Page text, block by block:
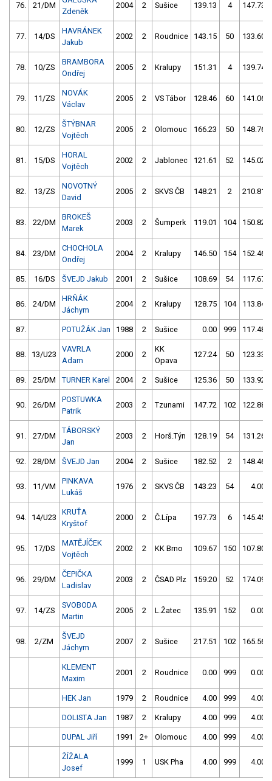
76. 21/DM
Zdeněk
2004 2 Sušice 139.13 4 147.73
77. 14/DS
HAVRÁNEK
Jakub
2002 2 Roudnice 143.15 50 133.60
78. 10/ZS
BRAMBORA
Ondřej
2005 2 Kralupy 151.31 4 139.74
79. 11/ZS
NOVÁK
Václav
2005 2 VS Tábor 128.46 60 141.06
80. 12/ZS
ŠTÝBNAR
Vojtěch
2005 2 Olomouc 166.23 50 148.76
81. 15/DS
HORAL
Vojtěch
2002 2 Jablonec 121.61 52 145.02
82. 13/ZS
NOVOTNÝ
David
2005 2 SKVS ČB 148.21 2 210.81
83. 22/DM
BROKEŠ
Marek
2003 2 Šumperk 119.01 104 150.82
84. 23/DM
CHOCHOLA
Ondřej
2004 2 Kralupy 146.50 154 152.46
85. 16/DS ŠVEJD Jakub 2001 2 Sušice 108.69 54 117.67
86. 24/DM
HRŇÁK
Jáchym
2004 2 Kralupy 128.75 104 113.84
87. POTUŽÁK Jan 1988 2 Sušice 0.00 999 117.48
88. 13/U23
VAVRLA
Adam
2000 2
KK
Opava
127.24 50 123.33
89. 25/DM TURNER Karel 2004 2 Sušice 125.36 50 133.92
90. 26/DM
POSTUWKA
Patrik
2003 2 Tzunami 147.72 102 122.88
91. 27/DM
TÁBORSKÝ
Jan
2003 2 Horš.Týn 128.19 54 131.26
92. 28/DM ŠVEJD Jan 2004 2 Sušice 182.52 2 148.46
93. 11/VM
PINKAVA
Lukáš
1976 2 SKVS ČB 143.23 54 4.00
94. 14/U23
KRUŤA
Kryštof
2000 2 Č.Lípa 197.73 6 145.45
95. 17/DS
MATĚJÍČEK
Vojtěch
2002 2 KK Brno 109.67 150 107.80
96. 29/DM
ČEPIČKA
Ladislav
2003 2 ČSAD Plz 159.20 52 174.09
97. 14/ZS
SVOBODA
Martin
2005 2 L.Žatec 135.91 152 0.00
98. 2/ZM
ŠVEJD
Jáchym
2007 2 Sušice 217.51 102 165.56
KLEMENT
Maxim
2001 2 Roudnice 0.00 999 0.00
HEK Jan 1979 2 Roudnice 4.00 999 4.00
DOLISTA Jan 1987 2 Kralupy 4.00 999 4.00
DUPAL Jiří 1991 2+ Olomouc 4.00 999 4.00
ŽÍŽALA
Josef
1999 1 USK Pha 4.00 999 4.00